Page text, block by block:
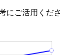
にご活用くださ